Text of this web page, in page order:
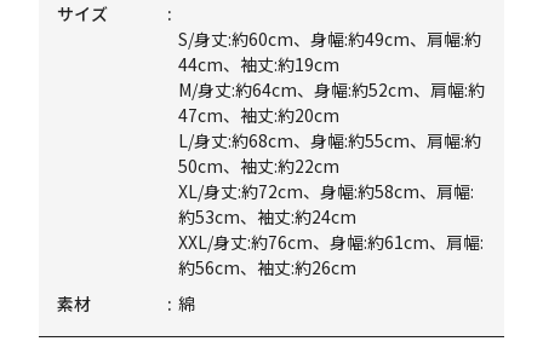
サイズ
S/身丈:約60cm、身幅:約49cm、肩幅:約
44cm、袖丈:約19cm
M/身丈:約64cm、身幅:約52cm、肩幅:約
47cm、袖丈:約20cm
L/身丈:約68cm、身幅:約55cm、肩幅:約
50cm、袖丈:約22cm
XL/身丈:約72cm、身幅:約58cm、肩幅:
約53cm、袖丈:約24cm
XXL/身丈:約76cm、身幅:約61cm、肩幅:
約56cm、袖丈:約26cm
素材
綿